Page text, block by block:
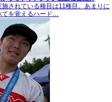
されている種目は11種目。あまりに
を覚えるハード…